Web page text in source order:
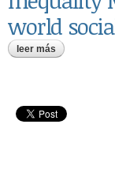
world
leer más sobre
2013